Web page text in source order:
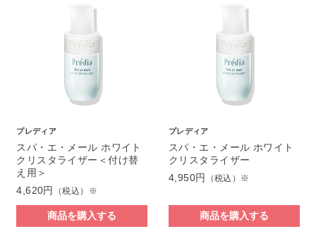
プレディア
スパ・エ・メール ホワイト
クリスタライザー＜付け替
え用＞
4,620円
（税込）※
商品を購入する
プレディア
スパ・エ・メール ホワイト
クリスタライザー
4,950円
（税込）※
商品を購入する